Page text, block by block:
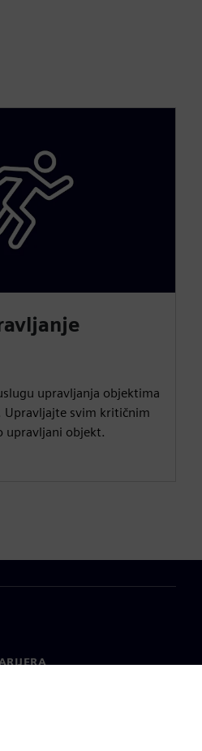
upravljanja objektima
Upravljajte svim kritičnim
upravljani objekt.